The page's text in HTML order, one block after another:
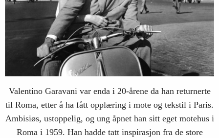
Valentino Garavani var enda i 20-årene da han returnerte
til Roma, etter å ha fått opplæring i mote og tekstil i Paris.
Ambisiøs, ustoppelig, og ung åpnet han sitt eget motehus i
Roma i 1959. Han hadde tatt inspirasjon fra de store